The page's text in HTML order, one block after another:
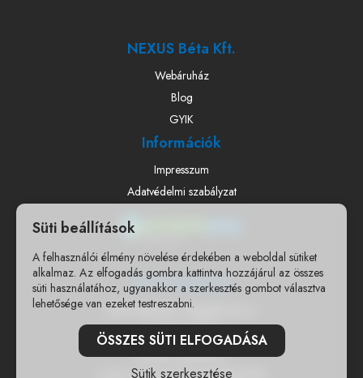
NEXUS Béta Kft.
Webáruház
Blog
GYIK
Információk
Impresszum
Adatvédelmi szabályzat
Elérhetőségek
7400 Kaposvár, Nagygát utca 6.
+36303671500
info@woodyjatek.hu
Süti beállítások
A felhasználói élmény növelése érdekében a weboldal sütiket
alkalmaz. Az elfogadás gombra kattintva hozzájárul az összes
süti használatához, ugyanakkor a szerkesztés gombot választva
lehetősége van ezeket testreszabni.
ÖSSZES SÜTI ELFOGADÁSA
Sütik szerkesztése